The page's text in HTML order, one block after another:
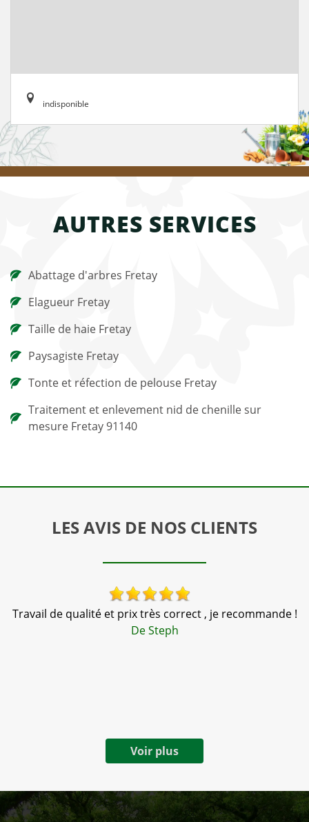
indisponible
AUTRES SERVICES
Abattage d'arbres Fretay
Elagueur Fretay
Taille de haie Fretay
Paysagiste Fretay
Tonte et réfection de pelouse Fretay
Traitement et enlevement nid de chenille sur
mesure Fretay 91140
LES AVIS DE NOS CLIENTS
Travail de qualité et prix très correct , je recommande !
De Steph
Voir plus